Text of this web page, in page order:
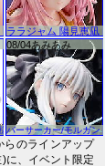
らのラインアップ
に、イベント限定